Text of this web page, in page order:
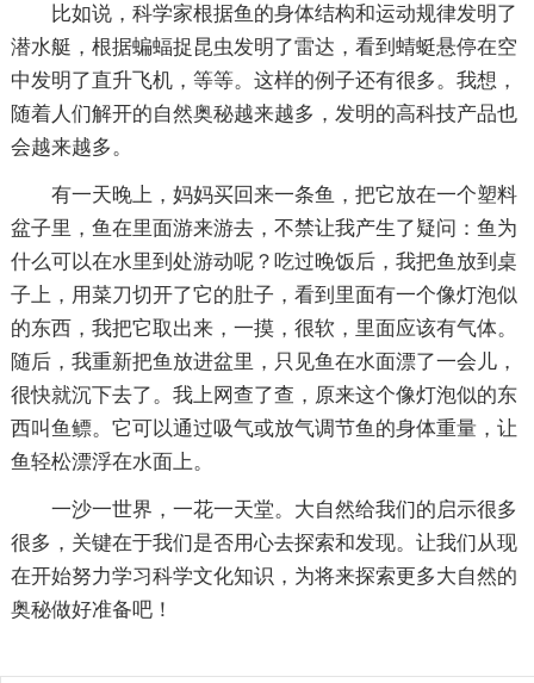
比如说，科学家根据鱼的身体结构和运动规律发明了
潜水艇，根据蝙蝠捉昆虫发明了雷达，看到蜻蜓悬停在空
中发明了直升飞机，等等。这样的例子还有很多。我想，
随着人们解开的自然奥秘越来越多，发明的高科技产品也
会越来越多。
有一天晚上，妈妈买回来一条鱼，把它放在一个塑料
盆子里，鱼在里面游来游去，不禁让我产生了疑问：鱼为
什么可以在水里到处游动呢？吃过晚饭后，我把鱼放到桌
子上，用菜刀切开了它的肚子，看到里面有一个像灯泡似
的东西，我把它取出来，一摸，很软，里面应该有气体。
随后，我重新把鱼放进盆里，只见鱼在水面漂了一会儿，
很快就沉下去了。我上网查了查，原来这个像灯泡似的东
西叫鱼鳔。它可以通过吸气或放气调节鱼的身体重量，让
鱼轻松漂浮在水面上。
一沙一世界，一花一天堂。大自然给我们的启示很多
很多，关键在于我们是否用心去探索和发现。让我们从现
在开始努力学习科学文化知识，为将来探索更多大自然的
奥秘做好准备吧！